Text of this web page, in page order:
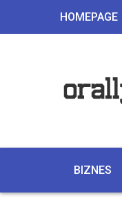
HOMEPAGE
BIZNES